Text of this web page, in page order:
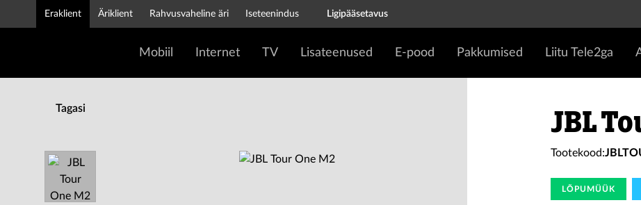
Eraklient Äriklient Rahvusvaheline äri Iseteenindus Ligipääsetavus
Mobiil Internet TV Lisateenused E-pood Pakkumised Liitu Tele2ga
Tagasi JBL
Tootekood:
LÕPUMÜÜK